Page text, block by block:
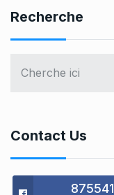
Recherche
Contact Us
875541